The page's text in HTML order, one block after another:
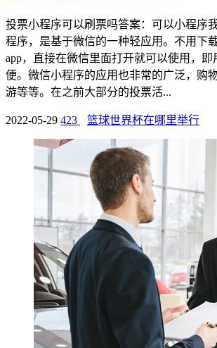
投票小程序可以刷票吗答案：可以小程序
程序，是基于微信的一种轻应用。不用下
app，直接在微信里面打开就可以使用，即
便。微信小程序的应用也非常的广泛，购
游等等。在之前大部分的投票活...
2022-05-29 423 篮球世界杯在哪里举行